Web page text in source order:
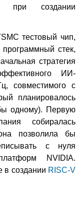
при создании
тестовый чип,
стек,
стратегия
ИИ-
совместимого с
планировалось
одному). Первую
собиралась
позволила бы
с нуля
NVIDIA.
в создании RISC-V